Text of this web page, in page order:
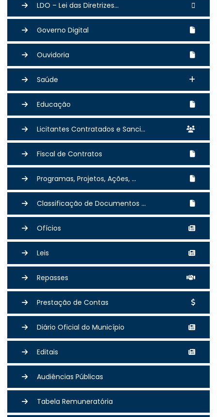
LDO – Lei das Diretrizes...
Governo Digital
Ouvidoria
Saúde
Educação
Licitantes Contratados e Sanci...
Fiscal de Contratos
Programas, Projetos, Ações, ...
Classificação de Documentos ...
Ofícios
Leis
Repasses
Prestação de Contas
Diário Oficial do Município
Editais
Audiências Públicas
Tabela Remuneratória